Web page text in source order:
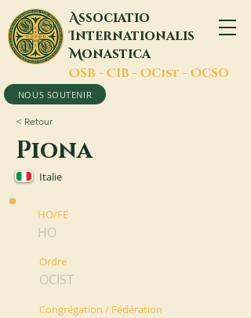
Associatio
Internationalis
Monastica
OSB - CIB - OCist - OCSO
NOUS SOUTENIR
< Retour
Piona
Italie
HO/FE
HO
Ordre
OCIST
Congrégation / Fédération